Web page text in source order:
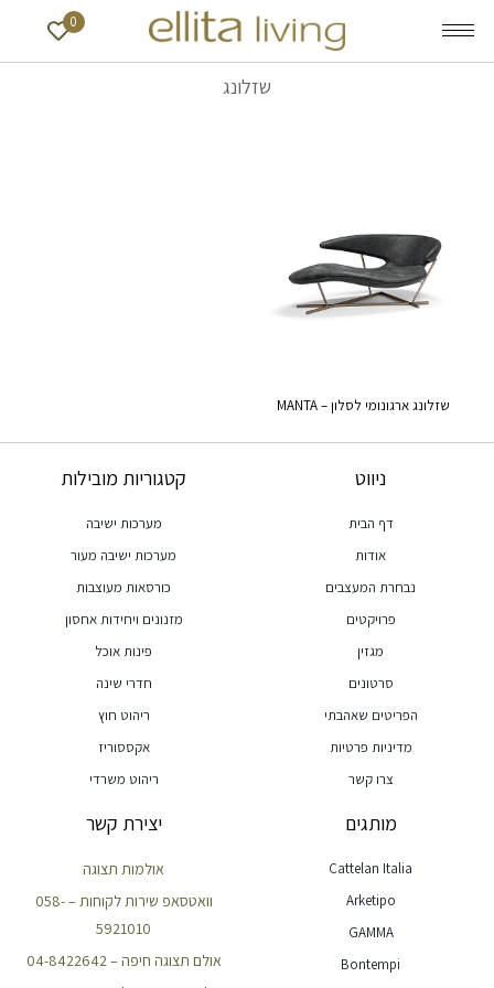
0
שזלונג
שזלונג ארגונומי לסלון – MANTA
ניווט
דף הבית
אודות
נבחרת המעצבים
פרויקטים
מגזין
סרטונים
הפריטים שאהבתי
מדיניות פרטיות
צרו קשר
קטגוריות מובילות
מערכות ישיבה
מערכות ישיבה מעור
כורסאות מעוצבות
מזנונים ויחידות אחסון
פינות אוכל
חדרי שינה
ריהוט חוץ
אקססוריז
ריהוט משרדי
מותגים
Cattelan Italia
Arketipo
GAMMA
Bontempi
יצירת קשר
אולמות תצוגה
וואטסאפ שירות לקוחות – 058-
5921010
אולם תצוגה חיפה – 04-8422642